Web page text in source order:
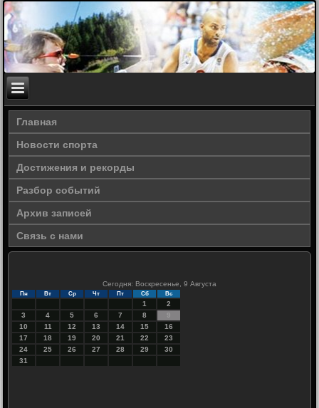
Главная
Новости спорта
Достижения и рекорды
Разбор событий
Архив записей
Связь с нами
Сегодня: Воскресенье, 9 Августа
Пн Вт Ср Чт Пт Сб Вс
1
2
3
4 5 6 7 8
9
10
11 12 13 14 15
16
17
18 19 20 21 22
23
24
25 26 27 28 29
30
31